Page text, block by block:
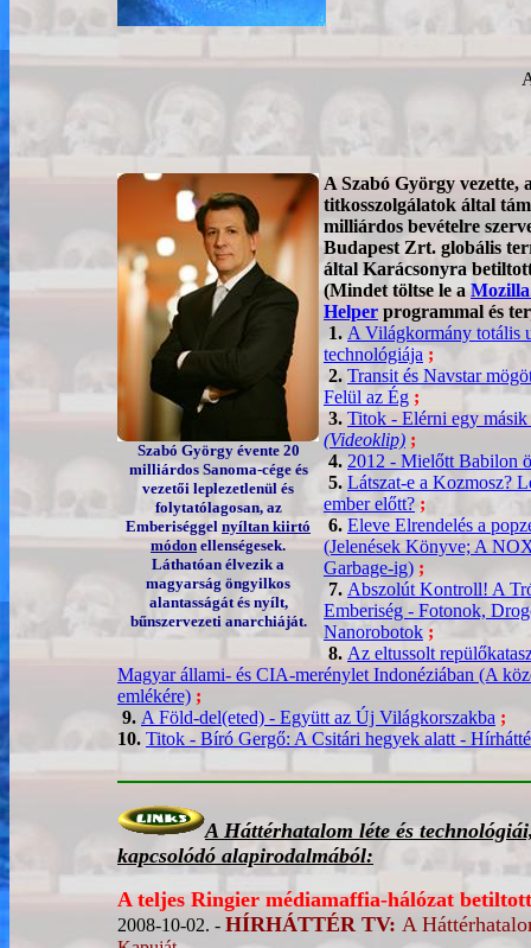
Szabó György évente 20
milliárdos Sanoma-cége és
vezetői leplezetlenül és
folytatólagosan, az
Emberiséggel nyíltan kiirtó
módon ellenségesek.
Láthatóan élvezik a
magyarság öngyilkos
alantasságát és nyílt,
bűnszervezeti anarchiáját.
A Szabó György vezette,
titkosszolgálatok által
milliárdos bevételre
Budapest Zrt. globális
által Karácsonyra
(Mindet töltse le a
Helper programmal és
1. A Világkormány totális
technológiája ;
2. Transit és Navstar
Felül az Ég ;
3. Titok - Elérni egy
(Videoklip) ;
4. 2012 - Mielőtt Babilon
5. Látszat-e a Kozmosz?
ember előtt? ;
6. Eleve Elrendelés a
(Jelenések Könyve; A
Garbage-ig) ;
7. Abszolút Kontroll! A
Emberiség - Fotonok,
Nanorobotok ;
8. Az eltussolt
Magyar állami- és CIA-merénylet Indonéziában (A
emlékére) ;
9. A Föld-del(eted) - Együtt az Új Világkorszakba ;
10. Titok - Bíró Gergő: A Csitári hegyek alatt -
A Háttérhatalom léte és
kapcsolódó alapirodalmából:
A teljes Ringier médiamaffia-hálózat
2008-10-02. - HÍRHÁTTÉR TV: A